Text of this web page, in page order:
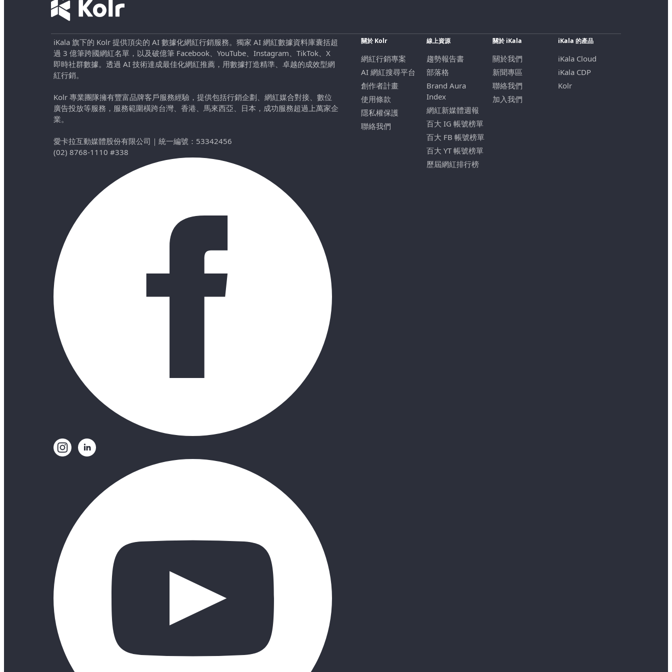
iKala 旗下的 Kolr 提供頂尖的 AI 數據化網紅行銷服務。獨家 AI 網紅數據資料庫囊括超
過 3 億筆跨國網紅名單，以及破億筆 Facebook、YouTube、Instagram、TikTok、X
即時社群數據。透過 AI 技術達成最佳化網紅推薦，用數據打造精準、卓越的成效型網
紅行銷。
Kolr 專業團隊擁有豐富品牌客戶服務經驗，提供包括行銷企劃、網紅媒合對接、數位
廣告投放等服務，服務範圍橫跨台灣、香港、馬來西亞、日本，成功服務超過上萬家企
業。
愛卡拉互動媒體股份有限公司 ｜ 統一編號：53342456
(02) 8768-1110 #338
關於 Kolr
網紅行銷專案
AI 網紅搜尋平台
創作者計畫
使用條款
隱私權保護
聯絡我們
線上資源
趨勢報告書
部落格
Brand Aura
Index
網紅新媒體週報
百大 IG 帳號榜單
百大 FB 帳號榜單
百大 YT 帳號榜單
歷屆網紅排行榜
關於 iKala
關於我們
新聞專區
聯絡我們
加入我們
iKala 的產品
iKala Cloud
iKala CDP
Kolr